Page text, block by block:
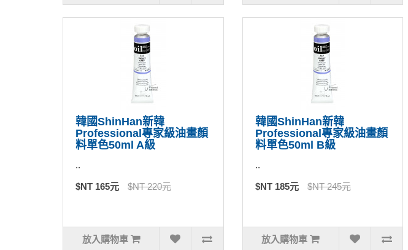
韓國ShinHan新韓
Professional專家級油畫顏
料單色50ml A級
..
$NT 165元 $NT 220元
放入購物車
韓國ShinHan新韓
Professional專家級油畫顏
料單色50ml B級
..
$NT 185元 $NT 245元
放入購物車